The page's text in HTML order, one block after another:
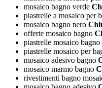
mosaico bagno verde
piastrelle a mosaico per
mosaico bagno nero
offerte mosaico bagno
piastrelle mosaico
piastrelle mosaico per
mosaico adesivo bagno
mosaico marmo bagno
rivestimenti bagno